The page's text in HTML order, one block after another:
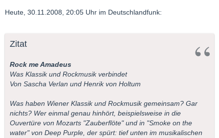
Heute, 30.11.2008, 20:05 Uhr im Deutschlandfunk:
Zitat
Rock me Amadeus
Was Klassik und Rockmusik verbindet
Von Sascha Verlan und Henrik von Holtum
Was haben Wiener Klassik und Rockmusik gemeinsam? Gar
nichts? Wer einmal genau hinhört, beispielsweise in die
Ouvertüre von Mozarts "Zauberflöte" und in "Smoke on the
water" von Deep Purple, der spürt: tief unten im musikalischen